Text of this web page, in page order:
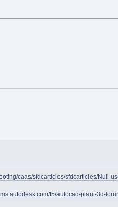
caas/sfdcarticles/sfdcarticles/Null-
t5/autocad-plant-3d-